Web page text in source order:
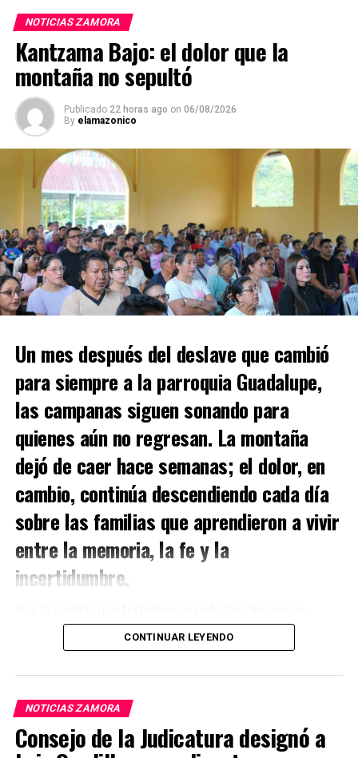
NOTICIAS ZAMORA
Kantzama Bajo: el dolor que la
montaña no sepultó
Publicado 22 horas ago on 06/08/2026
By elamazonico
Un mes después del deslave que cambió
para siempre a la parroquia Guadalupe,
las campanas siguen sonando para
quienes aún no regresan. La montaña
dejó de caer hace semanas; el dolor, en
cambio, continúa descendiendo cada día
sobre las familias que aprendieron a vivir
entre la memoria, la fe y la
incertidumbre.
En Kantzama Bajo, la madrugada del 4 de julio de 2026
no solo sepultó viviendas bajo toneladas de tierra y roca.
También enterró proyectos de vida, destruyó árboles
CONTINUAR LEYENDO
NOTICIAS ZAMORA
Consejo de la Judicatura designó a